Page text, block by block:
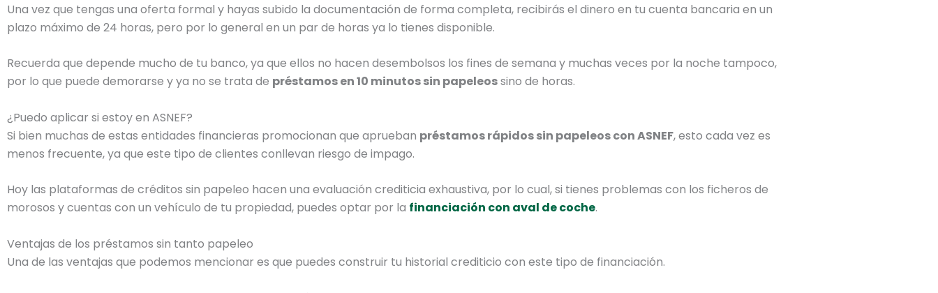
Una vez que tengas una oferta formal y hayas subido la documentación de forma completa, recibirás el dinero en tu cuenta bancaria en un
plazo máximo de 24 horas, pero por lo general en un par de horas ya lo tienes disponible.
Recuerda que depende mucho de tu banco, ya que ellos no hacen desembolsos los fines de semana y muchas veces por la noche tampoco,
por lo que puede demorarse y ya no se trata de préstamos en 10 minutos sin papeleossino de horas.
¿Puedo aplicar si estoy en ASNEF?
Si bien muchas de estas entidades financieras promocionan que aprueban préstamos rápidos sin papeleos con ASNEF, esto cada vez es
menos frecuente, ya que este tipo de clientes conllevan riesgo de impago.
Hoy las plataformas de créditos sin papeleo hacen una evaluación crediticia exhaustiva, por lo cual, si tienes problemas con los ficheros de
morosos y cuentas con un vehículo de tu propiedad, puedes optar por la financiación con aval de coche.
Ventajas de los préstamos sin tanto papeleo
Una de las ventajas que podemos mencionar es que puedes construir tu historial crediticio con este tipo de financiación.